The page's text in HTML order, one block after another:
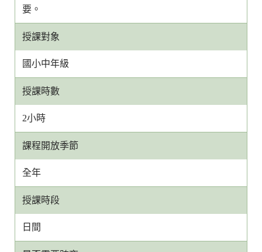
要。
授課對象
國小中年級
授課時數
2小時
課程開放季節
全年
授課時段
日間